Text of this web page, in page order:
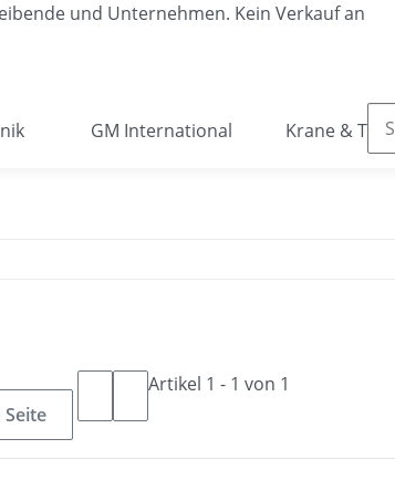
und Unternehmen. Kein Verkauf an
GM International Krane & Teile
Artikel 1 - 1 von 1